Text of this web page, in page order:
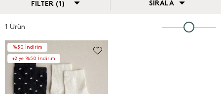
FILTER (1) SIRALA
1 Ürün
%50 İndirim
+2.ye %50 İndirim